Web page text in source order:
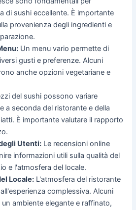
di sushi eccellente. È importante
provenienza degli ingredienti e
Un menu vario permette di
gusti e preferenze. Alcuni
anche opzioni vegetariane e
del sushi possono variare
a seconda del ristorante e della
È importante valutare il rapporto
Utenti: Le recensioni online
informazioni utili sulla qualità del
e l'atmosfera del locale.
Locale: L'atmosfera del ristorante
complessiva. Alcuni
ambiente elegante e raffinato,